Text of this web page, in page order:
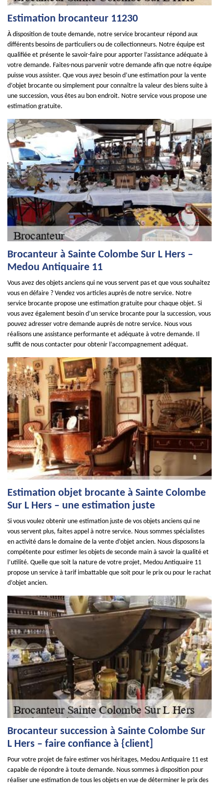
Estimation brocanteur 11230
À disposition de toute demande, notre service brocanteur répond aux
différents besoins de particuliers ou de collectionneurs. Notre équipe est
qualifiée et présente le savoir-faire pour apporter l’assistance adéquate à
votre demande. Faites-nous parvenir votre demande afin que notre équipe
puisse vous assister. Que vous ayez besoin d’une estimation pour la vente
d’objet brocante ou simplement pour connaître la valeur des biens suite à
une succession, vous êtes au bon endroit. Notre service vous propose une
estimation gratuite.
Brocanteur à Sainte Colombe Sur L Hers –
Medou Antiquaire 11
Vous avez des objets anciens qui ne vous servent pas et que vous souhaitez
vous en défaire ? Vendez vos articles auprès de notre service. Notre
service brocante propose une estimation gratuite pour chaque objet. Si
vous avez également besoin d’un service brocante pour la succession, vous
pouvez adresser votre demande auprès de notre service. Nous vous
réalisons une assistance performante et adéquate à votre demande. Il
suffit de nous contacter pour obtenir l’accompagnement adéquat.
Estimation objet brocante à Sainte Colombe
Sur L Hers – une estimation juste
Si vous voulez obtenir une estimation juste de vos objets anciens qui ne
vous servent plus, faites appel à notre service. Nous sommes spécialistes
en activité dans le domaine de la vente d’objet ancien. Nous disposons la
compétente pour estimer les objets de seconde main à savoir la qualité et
l’utilité. Quelle que soit la nature de votre projet, Medou Antiquaire 11
propose un service à tarif imbattable que soit pour le prix ou pour le rachat
d’objet ancien.
Brocanteur succession à Sainte Colombe Sur
L Hers – faire confiance à {client]
Pour votre projet de faire estimer vos héritages, Medou Antiquaire 11 est
capable de répondre à toute demande. Nous sommes à disposition pour
réaliser une estimation de tous les objets en vue de déterminer le prix des